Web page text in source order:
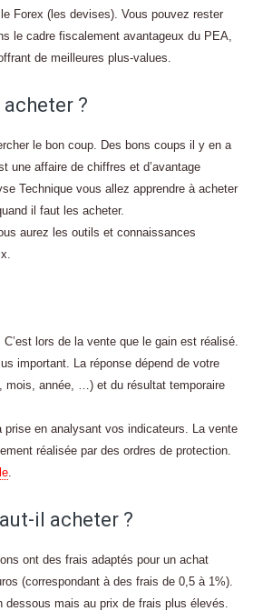
Forex (les devises). Vous pouvez rester
le cadre fiscalement avantageux du PEA,
de meilleures plus-values.
?
le bon coup. Des bons coups il y en a
une affaire de chiffres et d’avantage
Technique vous allez apprendre à acheter
il faut les acheter.
aurez les outils et connaissances
C’est lors de la vente que le gain est réalisé.
important. La réponse dépend de votre
mois, année, …) et du résultat temporaire
prise en analysant vos indicateurs. La vente
réalisée par des ordres de protection.
.
il acheter ?
ont des frais adaptés pour un achat
(correspondant à des frais de 0,5 à 1%).
dessous mais au prix de frais plus élevés.